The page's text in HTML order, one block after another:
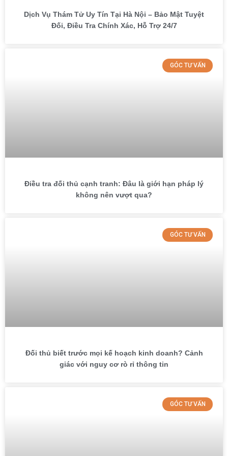
Dịch Vụ Thám Tử Uy Tín Tại Hà Nội – Bảo Mật Tuyệt
Đối, Điều Tra Chính Xác, Hỗ Trợ 24/7
GÓC TƯ VẤN
Điều tra đối thủ cạnh tranh: Đâu là giới hạn pháp lý
không nên vượt qua?
GÓC TƯ VẤN
Đối thủ biết trước mọi kế hoạch kinh doanh? Cảnh
giác với nguy cơ rò rỉ thông tin
GÓC TƯ VẤN